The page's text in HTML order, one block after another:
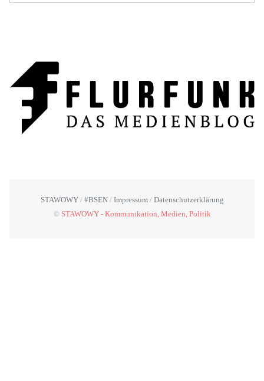
STAWOWY #BSEN Impressum
Datenschutzerklärung
© STAWOWY - Kommunikation, Medien, Politik